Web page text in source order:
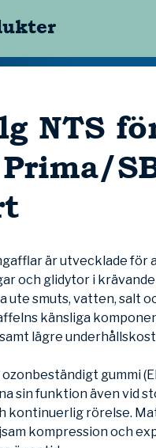
NTS
är utvecklade för
och glidytor i krävande
ute smuts, vatten, salt
känsliga
lägre
gummi
sin funktion även vid
kontinuerlig rörelse.
kompression och